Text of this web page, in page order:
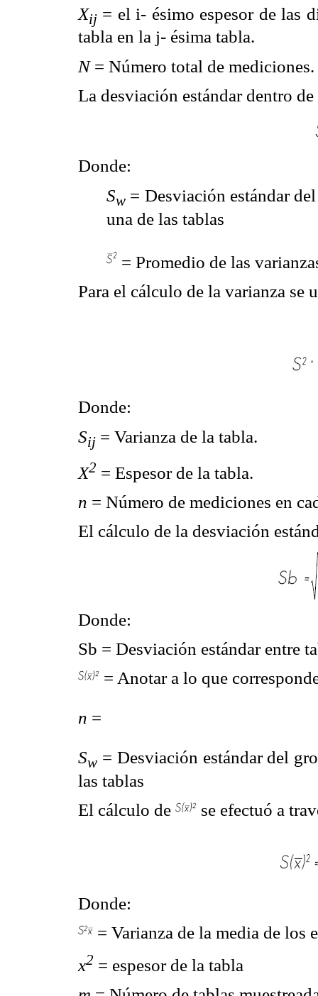
Xij = el i- ésimo espesor de las
tabla en la j- ésima tabla.
N= Número total de mediciones.
La desviación estándar dentro
Donde:
Sw = Desviación estándar
una de las tablas
= Promedio de las
Para el cálculo de la varianza se
Donde:
Sij = Varianza de la tabla.
X2 = Espesor de la tabla.
n = Número de mediciones en
El cálculo de la desviación
Donde:
Sb = Desviación estándar entre
= Anotar a lo que
n =
Sw = Desviación estándar del
las tablas
El cálculo de
se efectuó a
Donde:
= Varianza de la media de los
x2 = espesor de la tabla